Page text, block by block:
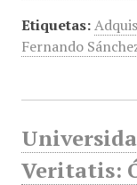
Etiquetas:
Fernando
Veritatis: